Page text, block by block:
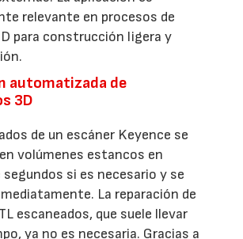
relevante en procesos de
para construcción ligera y
automatizada de
3D
de un escáner Keyence se
volúmenes estancos en
si es necesario y se
La reparación de
escaneados, que suele llevar
ya no es necesaria. Gracias a